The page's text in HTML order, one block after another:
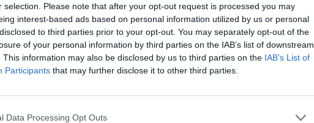
selection. Please note that after your opt-out request is processed you may
interest-based ads based on personal information utilized by us or personal
to third parties prior to your opt-out. You may separately opt-out of the
of your personal information by third parties on the IAB’s list of downstream
This information may also be disclosed by us to third parties on the IAB’s List of
Participants that may further disclose it to other third parties.
Data Processing Opt Outs
Πριν 4 ημέρες
Αδειάζουν τα νησιά – Το δημογραφικό στο
«κόκκινο»